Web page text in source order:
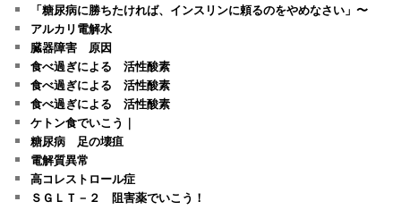
「糖尿病に勝ちたければ、インスリンに頼るのをやめなさい」〜
アルカリ電解水
臓器障害 原因
食べ過ぎによる 活性酸素
食べ過ぎによる 活性酸素
食べ過ぎによる 活性酸素
ケトン食でいこう｜
糖尿病 足の壊疽
電解質異常
高コレストロール症
ＳＧＬＴ－２ 阻害薬でいこう！